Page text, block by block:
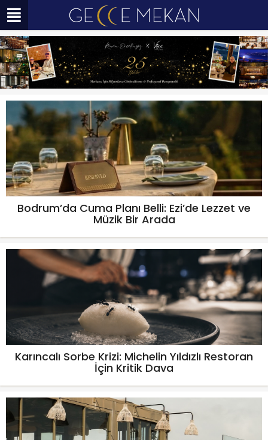
Bodrum’da Cuma Planı Belli: Ezi’de Lezzet ve
Müzik Bir Arada
Karıncalı Sorbe Krizi: Michelin Yıldızlı Restoran
İçin Kritik Dava